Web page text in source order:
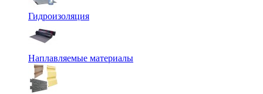
Гидроизоляция
Наплавляемые материалы